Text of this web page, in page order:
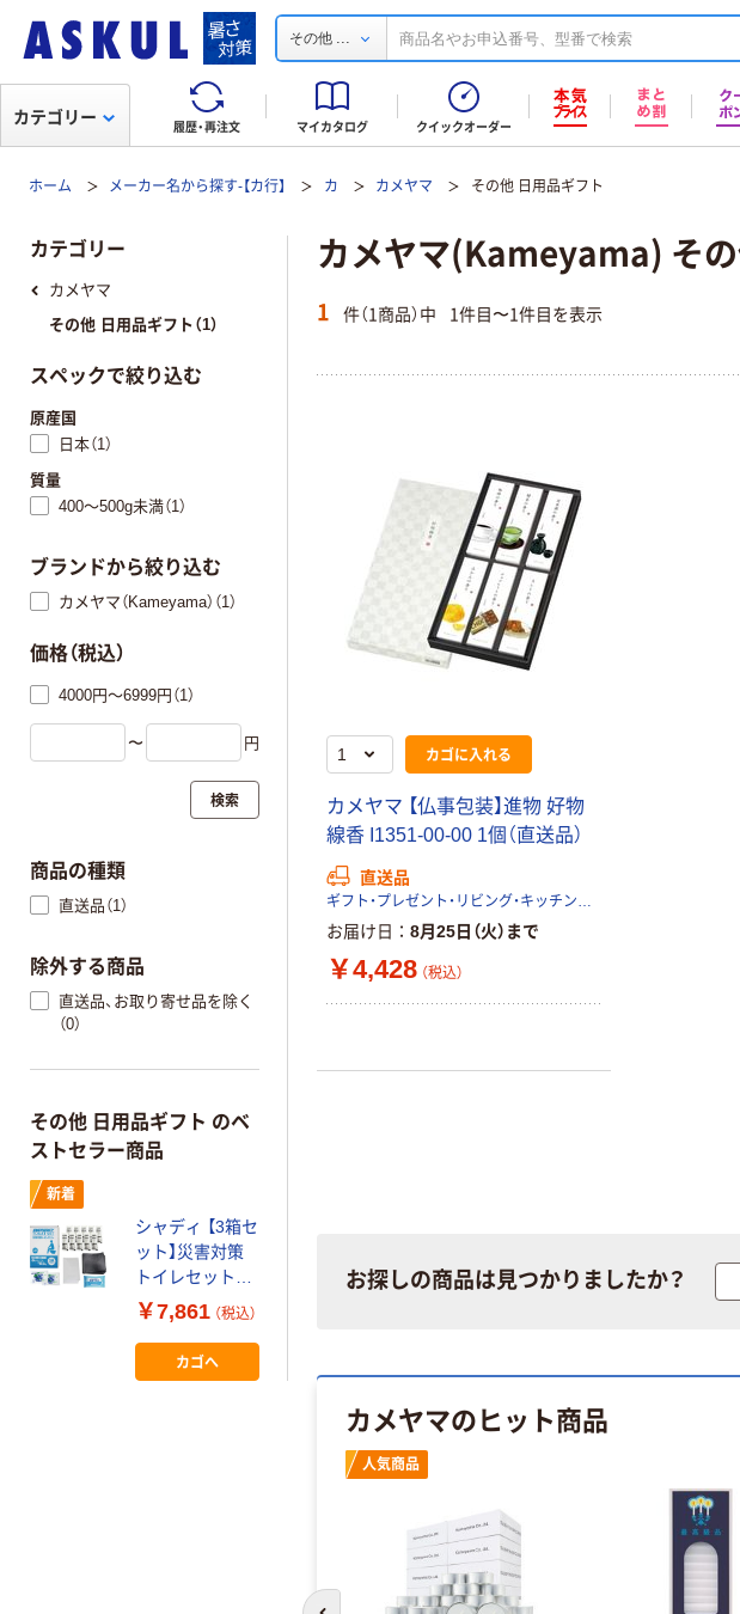
その他 ...
履歴・再注文 マイカタログ クイックオーダー
カテゴリー
ホーム メーカー名から探す-【カ行】 カ カメヤマ その他 日用品ギフト
カメヤマ(Kameyama) そ
1 件（1商品）中 1件目〜1件目を表示
カゴに入れる
カメヤマ 【仏事包装】進物 好物
線香 I1351-00-00 1個（直送品）
直送品
ギフト・プレゼント・リビング・キッチン用品を扱う専門商社アピデ株式会社
お届け日 8月25日（火）まで
￥4,428 （税込）
お探しの商品は見つかりましたか？
カメヤマのヒット商品
人気商品
カテゴリー
カメヤマ
その他 日用品ギフト（1）
スペックで絞り込む
原産国
日本（1）
質量
400～500g未満（1）
ブランドから絞り込む
カメヤマ（Kameyama）（1）
価格（税込）
4000円～6999円（1）
〜 円
検索
商品の種類
直送品（1）
除外する商品
直送品、お取り寄せ品を除く
（0）
その他 日用品ギフト のベ
ストセラー商品
新着
シャディ 【3箱セ
ット】災害対策
トイレセット10
回分 26-0078-
051 1セット(3
箱)（直送品）
￥7,861 （税込）
カゴへ